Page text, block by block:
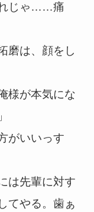
れじゃ……痛
磨は、顔をし
様が本気にな
がいいっす
は先輩に対す
てやる。歯ぁ